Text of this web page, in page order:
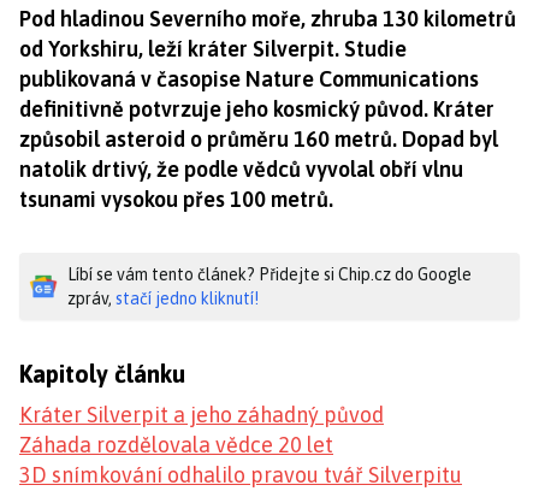
Pod hladinou Severního moře, zhruba 130 kilometrů
od Yorkshiru, leží kráter Silverpit. Studie
publikovaná v časopise Nature Communications
definitivně potvrzuje jeho kosmický původ. Kráter
způsobil asteroid o průměru 160 metrů. Dopad byl
natolik drtivý, že podle vědců vyvolal obří vlnu
tsunami vysokou přes 100 metrů.
Líbí se vám tento článek? Přidejte si Chip.cz do Google
zpráv, stačí jedno kliknutí!
Kapitoly článku
Kráter Silverpit a jeho záhadný původ
Záhada rozdělovala vědce 20 let
3D snímkování odhalilo pravou tvář Silverpitu